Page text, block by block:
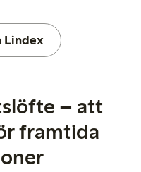
Lindex
– att
framtida